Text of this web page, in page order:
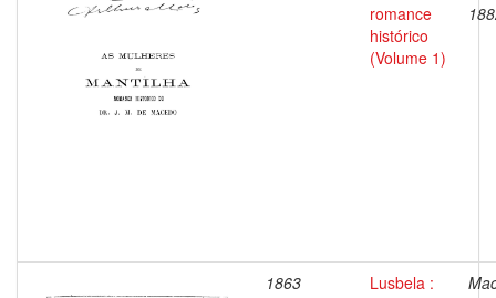
romance
histórico
(Volume 1)
1863
Lusbela :